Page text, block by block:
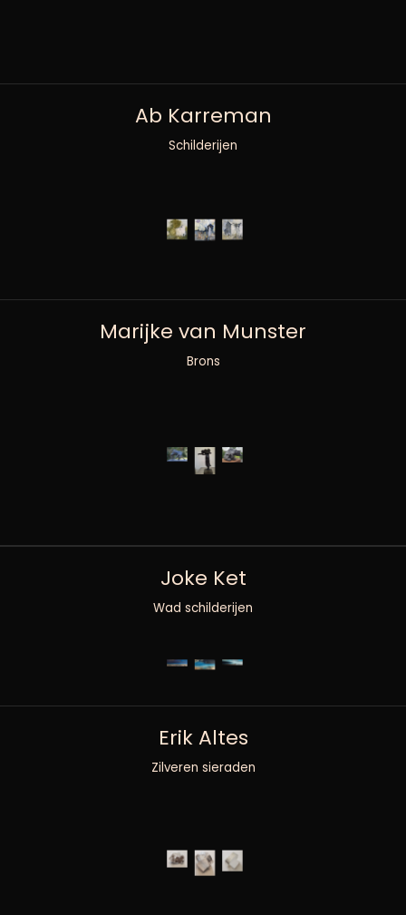
Ab Karreman
Schilderijen
Marijke van Munster
Brons
Joke Ket
Wad schilderijen
Erik Altes
Zilveren sieraden